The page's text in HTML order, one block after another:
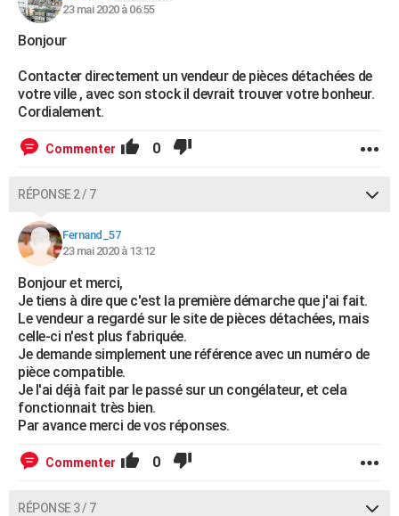
23 mai 2020 à 06:55
Bonjour
Contacter directement un vendeur de pièces détachées de
votre ville , avec son stock il devrait trouver votre bonheur.
Cordialement.
Commenter 0
RÉPONSE 2 / 7
Fernand_57
23 mai 2020 à 13:12
Bonjour et merci,
Je tiens à dire que c'est la première démarche que j'ai fait.
Le vendeur a regardé sur le site de pièces détachées, mais
celle-ci n'est plus fabriquée.
Je demande simplement une référence avec un numéro de
pièce compatible.
Je l'ai déjà fait par le passé sur un congélateur, et cela
fonctionnait très bien.
Par avance merci de vos réponses.
Commenter 0
RÉPONSE 3 / 7